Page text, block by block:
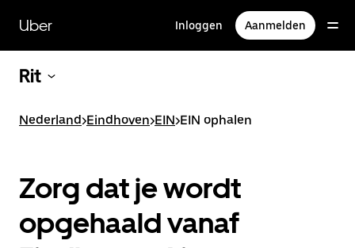
naar
hoofdinhoud
Uber Inloggen Aanmelden
Rit
Nederland>Eindhoven>EIN>EIN ophalen
Zorg dat je wordt
opgehaald vanaf